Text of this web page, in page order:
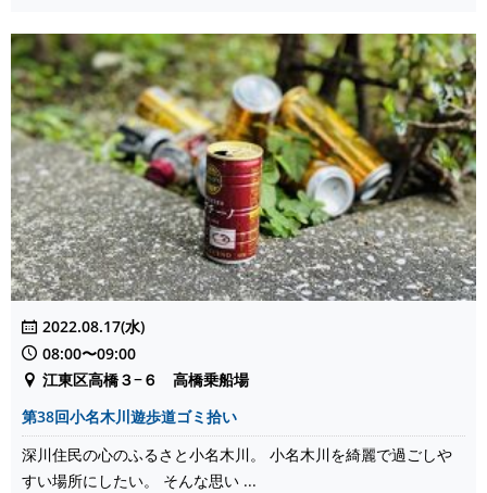
2022.08.17(水)
08:00〜09:00
江東区高橋３−６ 高橋乗船場
第38回小名木川遊歩道ゴミ拾い
深川住民の心のふるさと小名木川。 小名木川を綺麗で過ごしや
すい場所にしたい。 そんな思い ...